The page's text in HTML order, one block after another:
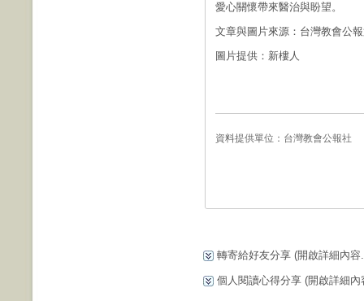
愛心關懷帶來醫治與盼望。
文章與圖片來源：台灣教會公
圖片提供：新樓人
資料提供單位： 台灣教會公報社
轉寄給好友分享 (開啟詳細內容
個人閱讀心得分享 (開啟詳細內